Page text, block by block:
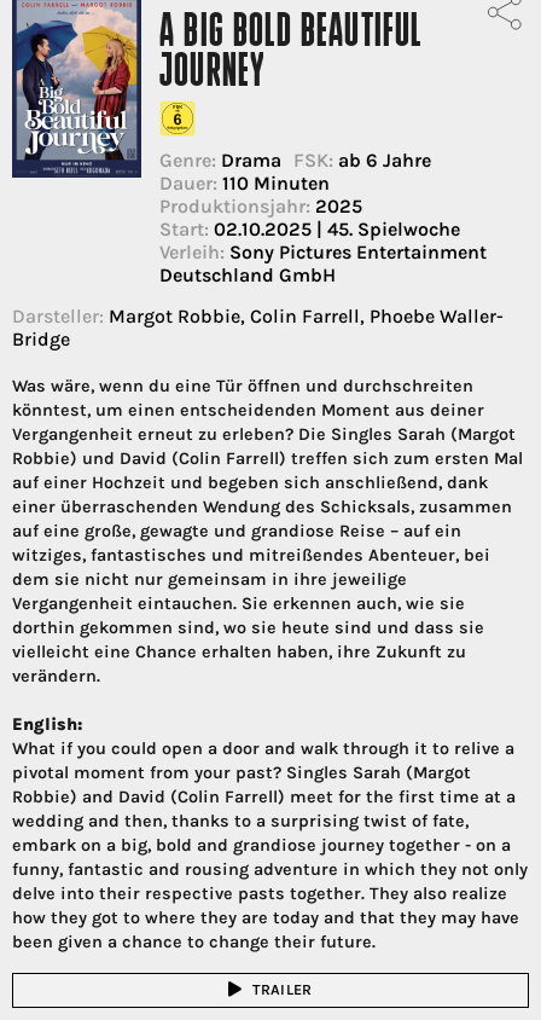
A BIG BOLD BEAUTIFUL
JOURNEY
Genre: Drama FSK: ab 6 Jahre
Dauer: 110 Minuten
Produktionsjahr: 2025
Start: 02.10.2025 | 45. Spielwoche
Verleih: Sony Pictures Entertainment
Deutschland GmbH
Darsteller: Margot Robbie, Colin Farrell, Phoebe Waller-
Bridge
Was wäre, wenn du eine Tür öffnen und durchschreiten
könntest, um einen entscheidenden Moment aus deiner
Vergangenheit erneut zu erleben? Die Singles Sarah (Margot
Robbie) und David (Colin Farrell) treffen sich zum ersten Mal
auf einer Hochzeit und begeben sich anschließend, dank
einer überraschenden Wendung des Schicksals, zusammen
auf eine große, gewagte und grandiose Reise – auf ein
witziges, fantastisches und mitreißendes Abenteuer, bei
dem sie nicht nur gemeinsam in ihre jeweilige
Vergangenheit eintauchen. Sie erkennen auch, wie sie
dorthin gekommen sind, wo sie heute sind und dass sie
vielleicht eine Chance erhalten haben, ihre Zukunft zu
verändern.
English:
What if you could open a door and walk through it to relive a
pivotal moment from your past? Singles Sarah (Margot
Robbie) and David (Colin Farrell) meet for the first time at a
wedding and then, thanks to a surprising twist of fate,
embark on a big, bold and grandiose journey together - on a
funny, fantastic and rousing adventure in which they not only
delve into their respective pasts together. They also realize
how they got to where they are today and that they may have
been given a chance to change their future.
TRAILER